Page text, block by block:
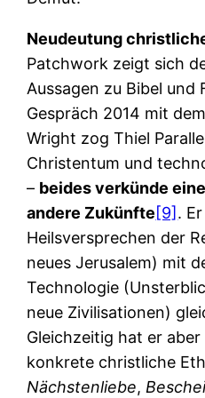
Neudeutung
Patchwork zeigt sich
Aussagen zu Bibel
Gespräch 2014 mit
Wright zog Thiel
Christentum und
– beides verkünde
andere Zukünfte[9] .
Heilsversprechen der
neues Jerusalem) mit
Technologie
neue Zivilisationen)
Gleichzeitig hat er
konkrete christliche
Nächstenliebe,